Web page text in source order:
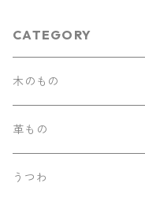
CATEGORY
木のもの
革もの
うつわ